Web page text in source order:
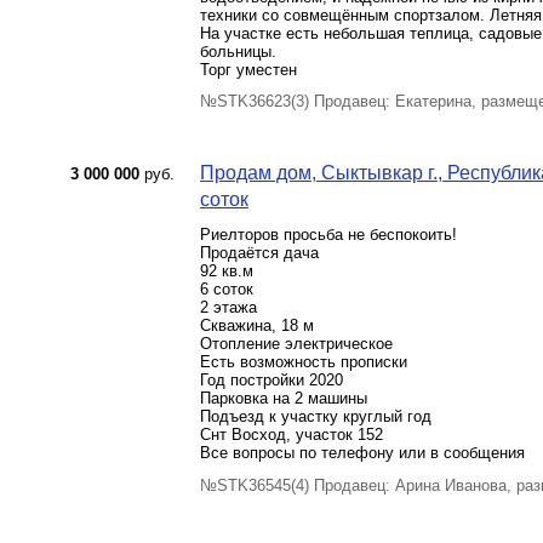
техники со совмещённым спортзалом.
На участке есть небольшая теплица,
больницы.
Торг уместен
№STK36623(3) Продавец: Екатерина,
3 000 000 руб.
Продам дом, Сыктывкар г.,
соток
Риелторов просьба не беспокоить!
Продаётся дача
92 кв.м
6 соток
2 этажа
Скважина, 18 м
Отопление электрическое
Есть возможность прописки
Год постройки 2020
Парковка на 2 машины
Подъезд к участку круглый год
Снт Восход, участок 152
Все вопросы по телефону или в сообщения
№STK36545(4) Продавец: Арина Иванова,